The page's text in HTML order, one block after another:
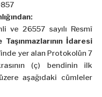
ve 26557 sayılı Resmî
Taşınmazlarının İdaresi
yer alan Protokolün 7
(ç) bendinin ilk
aşağıdaki cümleler